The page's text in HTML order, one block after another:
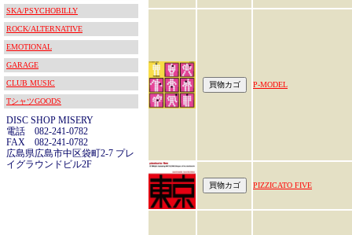
SKA/PSYCHOBILLY
ROCK/ALTERNATIVE
EMOTIONAL
GARAGE
CLUB MUSIC
TシャツGOODS
DISC SHOP MISERY
電話 082-241-0782
FAX 082-241-0782
広島県広島市中区袋町2-7 プレ
イグラウンドビル2F
P-MODEL
PIZZICATO FIVE